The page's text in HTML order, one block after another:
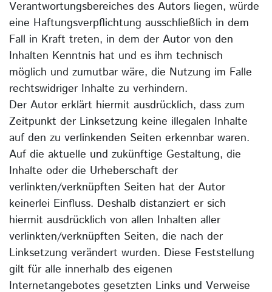
Verantwortungsbereiches des Autors liegen, würde
eine Haftungsverpflichtung ausschließlich in dem
Fall in Kraft treten, in dem der Autor von den
Inhalten Kenntnis hat und es ihm technisch
möglich und zumutbar wäre, die Nutzung im Falle
rechtswidriger Inhalte zu verhindern.
Der Autor erklärt hiermit ausdrücklich, dass zum
Zeitpunkt der Linksetzung keine illegalen Inhalte
auf den zu verlinkenden Seiten erkennbar waren.
Auf die aktuelle und zukünftige Gestaltung, die
Inhalte oder die Urheberschaft der
verlinkten/verknüpften Seiten hat der Autor
keinerlei Einfluss. Deshalb distanziert er sich
hiermit ausdrücklich von allen Inhalten aller
verlinkten/verknüpften Seiten, die nach der
Linksetzung verändert wurden. Diese Feststellung
gilt für alle innerhalb des eigenen
Internetangebotes gesetzten Links und Verweise